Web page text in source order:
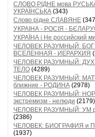
СЛОВО РІДНЕ мова
УКРАЇНСЬКА (343)
Слово рідне СЛАВЯНЕ
УКРАІНА - РОСІЯ -
УКРАЇНА і Не российский
ЧЕЛОВЕК РАЗУМНЫЙ: БОГ
ВСЕЛЕННАЯ - ИЕРАРХИЯ
ЧЕЛОВЕК РАЗУМНЫЙ:
ТЕЛО (4289)
ЧЕЛОВЕК РАЗУМНЫЙ:
ближние - РОДИНА (2978)
ЧЕЛОВЕК РАЗУМНЫЙ:
экстремизм - нелюди (2179)
ЧЕЛОВЕК РАЗУМНЫЙ: УМ
(2386)
ЧЕЛОВЕК: БИОГРАФИЯ и
(1937)